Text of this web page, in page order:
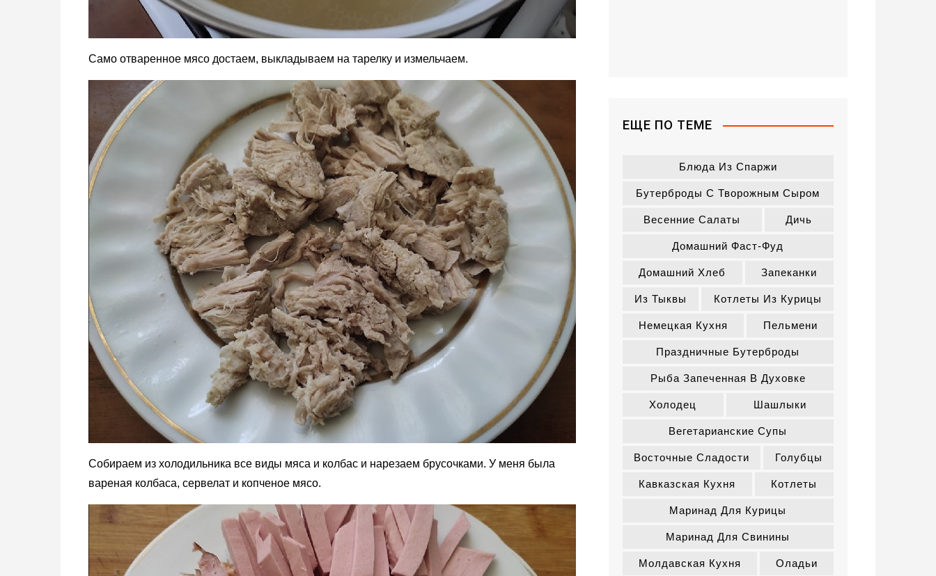
Само отваренное мясо достаем, выкладываем на тарелку и измельчаем.
Собираем из холодильника все виды мяса и колбас и нарезаем брусочками. У меня была
вареная колбаса, сервелат и копченое мясо.
ЕЩЕ ПО ТЕМЕ
Блюда Из Спаржи
Бутерброды С Творожным Сыром
Весенние Салаты Дичь
Домашний Фаст-Фуд
Домашний Хлеб Запеканки
Из Тыквы Котлеты Из Курицы
Немецкая Кухня Пельмени
Праздничные Бутерброды
Рыба Запеченная В Духовке
Холодец Шашлыки
Вегетарианские Супы
Восточные Сладости Голубцы
Кавказская Кухня Котлеты
Маринад Для Курицы
Маринад Для Свинины
Молдавская Кухня Оладьи